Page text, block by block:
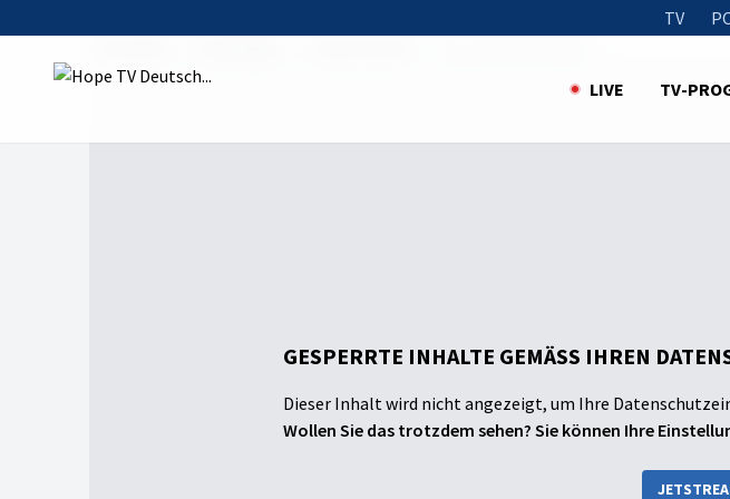
TV
LIVE TV-
GESPERRTE INHALTE GEMÄSS IHREN
Dieser Inhalt wird nicht angezeigt, um Ihre
Wollen Sie das trotzdem sehen? Sie können Ihre